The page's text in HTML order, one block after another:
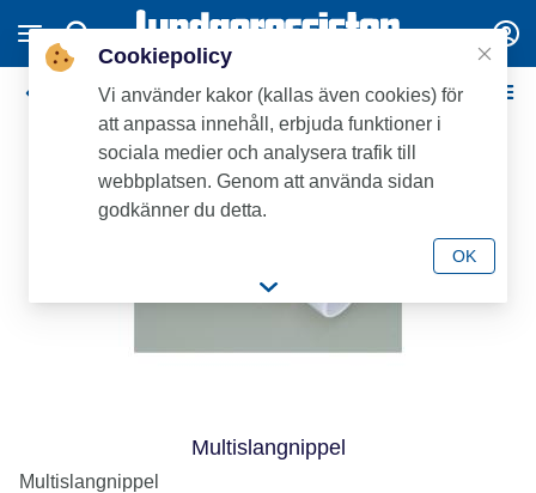
Vattenlås och Tillbehör
Multislangnippel
Multislangnippel
Cookiepolicy
Vi använder kakor (kallas även cookies) för
att anpassa innehåll, erbjuda funktioner i
sociala medier och analysera trafik till
webbplatsen. Genom att använda sidan
godkänner du detta.
OK